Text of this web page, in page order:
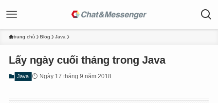
trang chủ Blog Java
Lấy ngày cuối tháng trong Java
Java Ngày 17 tháng 9 năm 2018